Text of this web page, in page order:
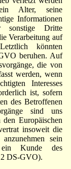
Alter, seine
Informationen
sonstige Dritte
Verarbeitung auf
könnten
beruhen. Auf
die von
werden, wenn
Interesses
ist, sofern
des Betroffenen
sind uns
Europäischen
insoweit die
sein
Kunde des
2 DS-GVO).